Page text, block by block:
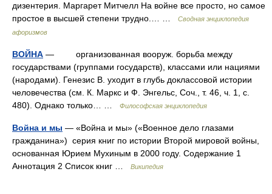
дизентерия. Маргарет Митчелл На войне все просто, но самое
простое в высшей степени трудно.… …
Сводная энциклопедия
афоризмов
ВОЙНА — организованная вооруж. борьба между
государствами (группами государств), классами или нациями
(народами). Генезис В. уходит в глубь доклассовой истории
человечества (см. К. Маркс и Ф. Энгельс, Соч., т. 46, ч. 1, с.
480). Однако только… …
Философская энциклопедия
Война и мы — «Война и мы» («Военное дело глазами
гражданина») серия книг по истории Второй мировой войны,
основанная Юрием Мухиным в 2000 году. Содержание 1
Аннотация 2 Список книг …
Википедия